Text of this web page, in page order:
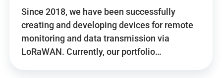
Since 2018, we have been successfully
creating and developing devices for remote
monitoring and data transmission via
LoRaWAN. Currently, our portfolio…